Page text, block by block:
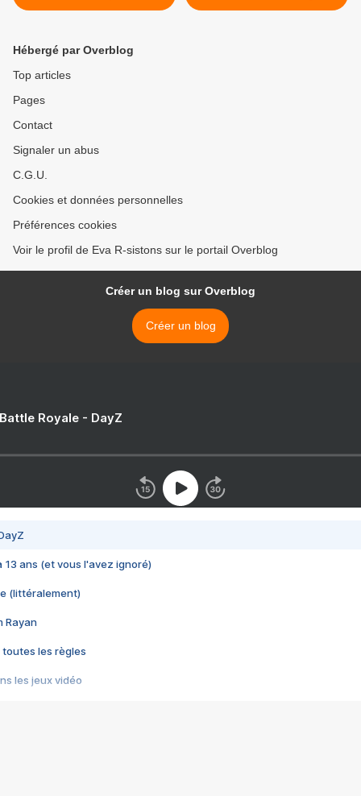
(René Balme)
Vidéo… >
Hébergé par Overblog
Top articles
Pages
Contact
Signaler un abus
C.G.U.
Cookies et données personnelles
Préférences cookies
Voir le profil de Eva R-sistons sur le portail Overblog
Créer un blog sur Overblog
Créer un blog
Royale - DayZ
13 ans (et vous l'avez ignoré)
(littéralement)
Rayan
toutes les règles
les jeux vidéo